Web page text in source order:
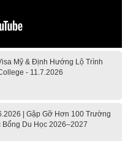
Mỹ & Định Hướng Lộ Trình
- 11.7.2026
| Gặp Gỡ Hơn 100 Trường
Bổng Du Học 2026–2027